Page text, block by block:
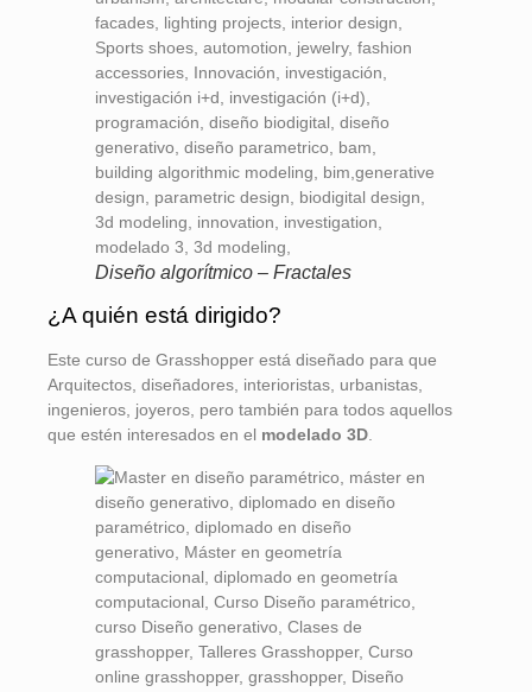
Diseño algorítmico – Fractales
¿A quién está dirigido?
Este curso de Grasshopper está diseñado para que
Arquitectos, diseñadores, interioristas, urbanistas,
ingenieros, joyeros, pero también para todos aquellos
que estén interesados en el modelado 3D